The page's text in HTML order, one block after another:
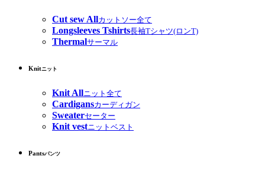
Cut sew Allカットソー全て
Longsleeves Tshirts長袖Tシャツ(ロンT)
Thermalサーマル
Knitニット
Knit Allニット全て
Cardigansカーディガン
Sweaterセーター
Knit vestニットベスト
Pantsパンツ